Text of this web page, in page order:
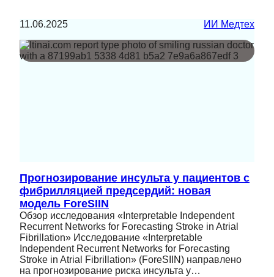
11.06.2025 ИИ Медтех
Прогнозирование инсульта у пациентов с
фибрилляцией предсердий: новая
модель ForeSIIN
Обзор исследования «Interpretable Independent
Recurrent Networks for Forecasting Stroke in Atrial
Fibrillation» Исследование «Interpretable
Independent Recurrent Networks for Forecasting
Stroke in Atrial Fibrillation» (ForeSIIN) направлено
на прогнозирование риска инсульта у…